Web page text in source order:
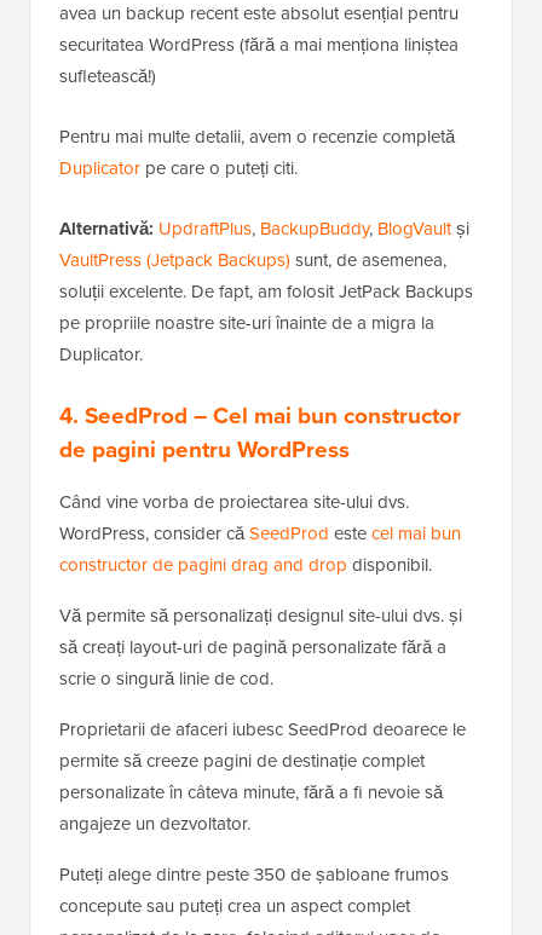
avea un backup recent este absolut esențial pentru
securitatea WordPress (fără a mai menționa liniștea
sufletească!)
Pentru mai multe detalii, avem o recenzie completă
Duplicator pe care o puteți citi.
Alternativă: UpdraftPlus, BackupBuddy, BlogVaultși
VaultPress (Jetpack Backups) sunt, de asemenea,
soluții excelente. De fapt, am folosit JetPack Backups
pe propriile noastre site-uri înainte de a migra la
Duplicator.
4. SeedProd – Cel mai bun constructor
de pagini pentru WordPress
Când vine vorba de proiectarea site-ului dvs.
WordPress, consider căSeedProd estecel mai bun
constructor de pagini drag and drop disponibil.
Vă permite să personalizați designul site-ului dvs. și
să creați layout-uri de pagină personalizate fără a
scrie o singură linie de cod.
Proprietarii de afaceri iubesc SeedProd deoarece le
permite să creeze pagini de destinație complet
personalizate în câteva minute, fără a fi nevoie să
angajeze un dezvoltator.
Puteți alege dintre peste 350 de șabloane frumos
concepute sau puteți crea un aspect complet